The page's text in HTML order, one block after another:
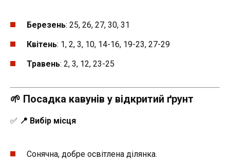
Березень: 25, 26, 27, 30, 31
Квітень: 1, 2, 3, 10, 14-16, 19-23, 27-29
Травень: 2, 3, 12, 23-25
🌱 Посадка кавунів у відкритий ґрунт
✅ 📍 Вибір місця
Сонячна, добре освітлена ділянка.